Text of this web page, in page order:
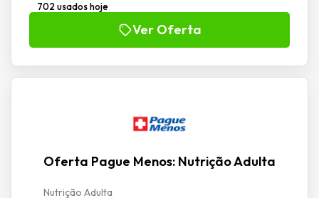
702 usados hoje
Ver Oferta
Oferta Pague Menos: Nutrição Adulta
Nutrição Adulta